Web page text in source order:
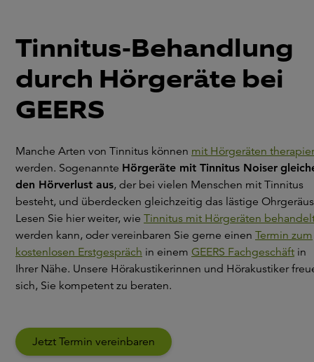
Tinnitus-Behandlung
durch Hörgeräte bei
GEERS
Manche Arten von Tinnitus können mit Hörgeräten
werden. Sogenannte Hörgeräte mit Tinnitus Noiser
den Hörverlust aus, der bei vielen Menschen mit Tinnitus
besteht, und überdecken gleichzeitig das lästige
Lesen Sie hier weiter, wie Tinnitus mit Hörgeräten
werden kann, oder vereinbaren Sie gerne einen Termin zum
kostenlosen Erstgespräch in einem GEERS Fachgeschäft in
Ihrer Nähe. Unsere Hörakustikerinnen und Hörakustiker
sich, Sie kompetent zu beraten.
Jetzt Termin vereinbaren